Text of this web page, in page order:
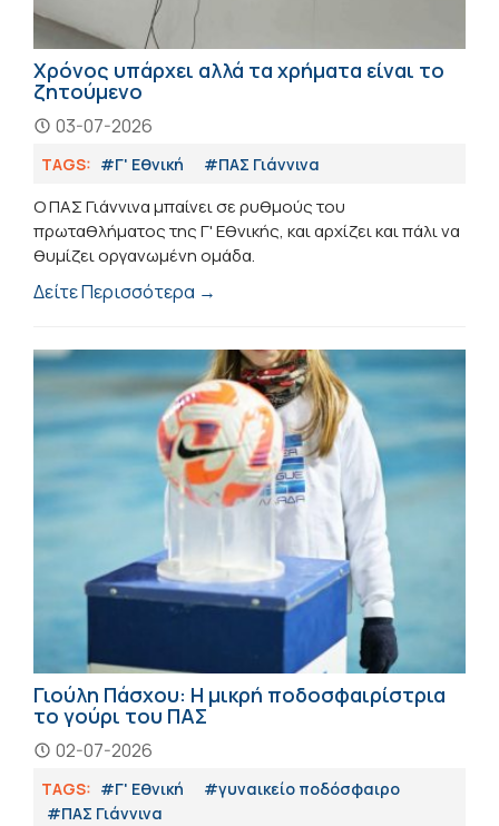
Χρόνος υπάρχει αλλά τα χρήματα είναι το
ζητούμενο
03-07-2026
TAGS: #Γ' Εθνική #ΠΑΣ Γιάννινα
Ο ΠΑΣ Γιάννινα μπαίνει σε ρυθμούς του
πρωταθλήματος της Γ' Εθνικής, και αρχίζει και πάλι να
θυμίζει οργανωμένη ομάδα.
Δείτε Περισσότερα →
Γιούλη Πάσχου: Η μικρή ποδοσφαιρίστρια
το γούρι του ΠΑΣ
02-07-2026
TAGS: #Γ' Εθνική
#γυναικείο ποδόσφαιρο
#ΠΑΣ Γιάννινα